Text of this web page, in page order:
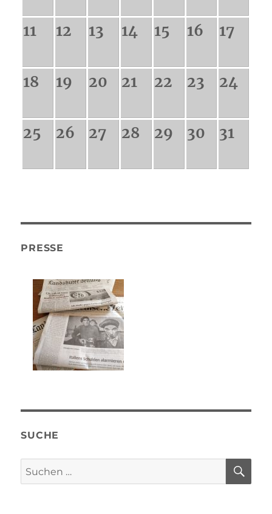
11 12 13 14 15 16 17
18 19 20 21 22 23 24
25 26 27 28 29 30 31
PRESSE
SUCHE
Suchen
nach: